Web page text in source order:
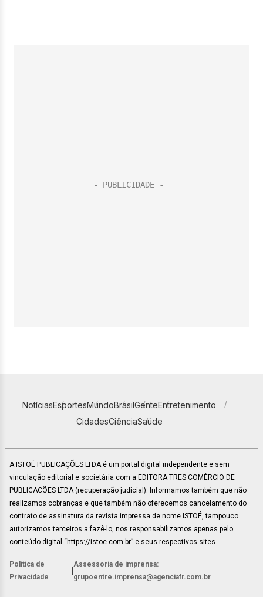
NotíciasEsportesMundoBrasilGenteEntretenimento
CidadesCiênciaSaúde
A ISTOÉ PUBLICAÇÕES LTDA é um portal digital independente e sem
vinculação editorial e societária com a EDITORA TRES COMÉRCIO DE
PUBLICACÕES LTDA (recuperação judicial). Informamos também que não
realizamos cobranças e que também não oferecemos cancelamento do
contrato de assinatura da revista impressa de nome ISTOÉ, tampouco
autorizamos terceiros a fazê-lo, nos responsabilizamos apenas pelo
conteúdo digital “https://istoe.com.br” e seus respectivos sites.
Política de
Privacidade
Assessoria de imprensa:
grupoentre.imprensa@agenciafr.com.br